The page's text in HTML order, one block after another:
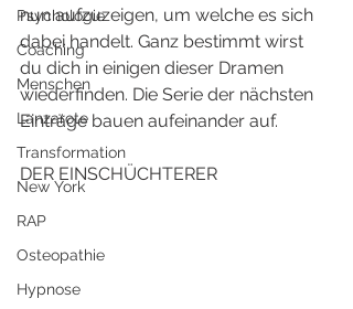
Psychologie
Coaching
Menschen
Lanzarote
Transformation
New York
RAP
Osteopathie
Hypnose
nun aufzuzeigen, um welche es sich
dabei handelt. Ganz bestimmt wirst
du dich in einigen dieser Dramen
wiederfinden. Die Serie der nächsten
Einträge bauen aufeinander auf.
DER EINSCHÜCHTERER